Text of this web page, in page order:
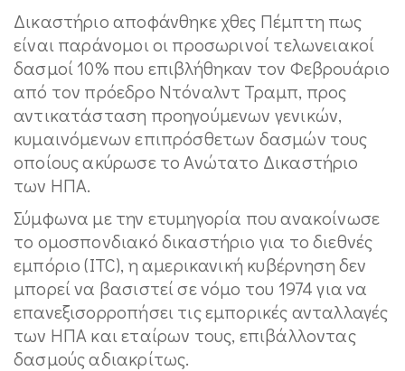
Δικαστήριο αποφάνθηκε χθες Πέμπτη πως
είναι παράνομοι οι προσωρινοί τελωνειακοί
δασμοί 10% που επιβλήθηκαν τον Φεβρουάριο
από τον πρόεδρο Ντόναλντ Τραμπ, προς
αντικατάσταση προηγούμενων γενικών,
κυμαινόμενων επιπρόσθετων δασμών τους
οποίους ακύρωσε το Ανώτατο Δικαστήριο
των ΗΠΑ.
Σύμφωνα με την ετυμηγορία που ανακοίνωσε
το ομοσπονδιακό δικαστήριο για το διεθνές
εμπόριο (ITC), η αμερικανική κυβέρνηση δεν
μπορεί να βασιστεί σε νόμο του 1974 για να
επανεξισορροπήσει τις εμπορικές ανταλλαγές
των ΗΠΑ και εταίρων τους, επιβάλλοντας
δασμούς αδιακρίτως.